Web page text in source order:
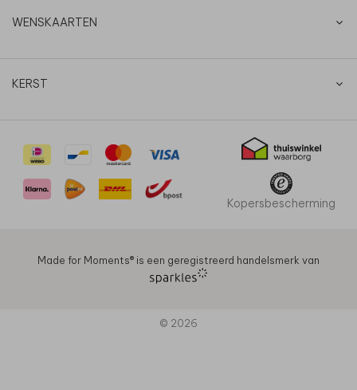
WENSKAARTEN
KERST
Kopersbescherming
Made for Moments®️ is een geregistreerd handelsmerk van
© 2026